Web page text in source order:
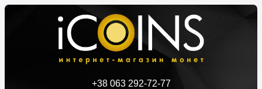
+38 063 292-72-77